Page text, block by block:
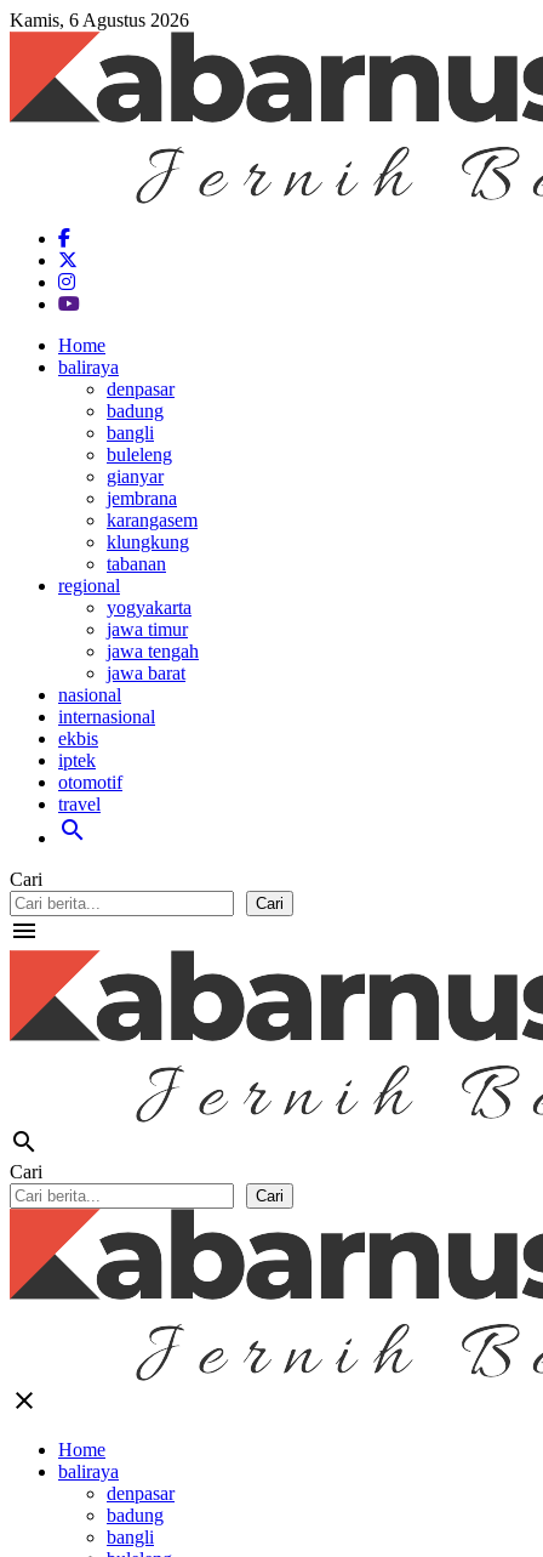
Kamis, 6 Agustus 2026
Home
baliraya
denpasar
badung
bangli
buleleng
gianyar
jembrana
karangasem
klungkung
tabanan
regional
yogyakarta
jawa timur
jawa tengah
jawa barat
nasional
internasional
ekbis
iptek
otomotif
travel
search
Cari
Cari
menu
search
Cari
Cari
close
Home
baliraya
denpasar
badung
bangli